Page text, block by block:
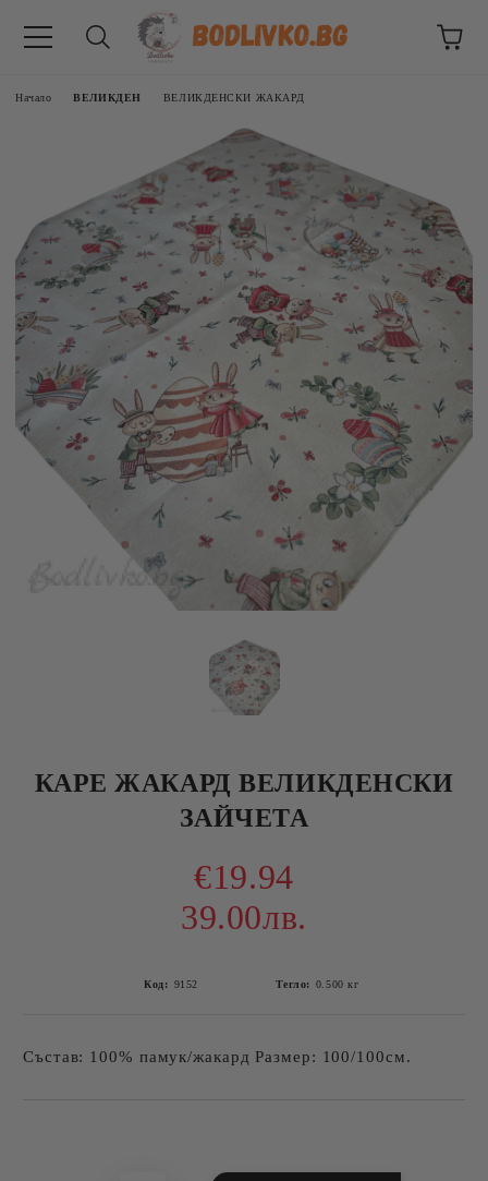
Начало ВЕЛИКДЕН ВЕЛИКДЕНСКИ ЖАКАРД
КАРЕ ЖАКАРД ВЕЛИКДЕНСКИ
ЗАЙЧЕТА
€19.94
39.00лв.
Код: 9152 Тегло: 0.500 кг
Състав: 100% памук/жакард Размер: 100/100см.